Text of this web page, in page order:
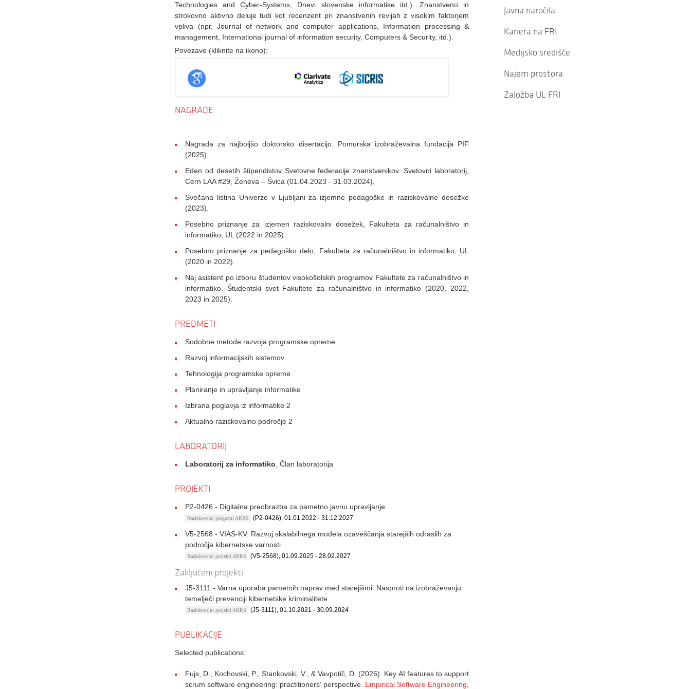
Technologies and Cyber-Systems, Dnevi slovenske informatike itd.). Znanstveno in
strokovno aktivno deluje tudi kot recenzent pri znanstvenih revijah z visokim faktorjem
vpliva (npr. Journal of network and computer applications, Information processing &
management, International journal of information security, Computers & Security, itd.).
Povezave (kliknite na ikono):
NAGRADE
Nagrada za najboljšo doktorsko disertacijo. Pomurska izobraževalna fundacija PIF
(2025).
Eden od desetih štipendistov Svetovne federacije znanstvenikov. Svetovni laboratorij,
Cern LAA #29, Ženeva – Švica (01.04.2023 - 31.03.2024).
Svečana listina Univerze v Ljubljani za izjemne pedagoške in raziskovalne dosežke
(2023).
Posebno priznanje za izjemen raziskovalni dosežek, Fakulteta za računalništvo in
informatiko, UL (2022 in 2025).
Posebno priznanje za pedagoško delo, Fakulteta za računalništvo in informatiko, UL
(2020 in 2022).
Naj asistent po izboru študentov visokošolskih programov Fakultete za računalništvo in
informatiko, Študentski svet Fakultete za računalništvo in informatiko (2020, 2022,
2023 in 2025).
PREDMETI
Sodobne metode razvoja programske opreme
Razvoj informacijskih sistemov
Tehnologija programske opreme
Planiranje in upravljanje informatike
Izbrana poglavja iz informatike 2
Aktualno raziskovalno področje 2
LABORATORIJ
Laboratorij za informatiko , Član laboratorija
PROJEKTI
P2-0426 - Digitalna preobrazba za pametno javno upravljanje
Raziskovalni programi ARRS (P2-0426), 01.01.2022 - 31.12.2027
V5-2568 - VIAS-KV: Razvoj skalabilnega modela ozaveščanja starejših odraslih za
področja kibernetske varnosti
Raziskovalni projekti ARRS (V5-2568), 01.09.2025 - 28.02.2027
Zaključeni projekti
J5-3111 - Varna uporaba pametnih naprav med starejšimi: Nasproti na izobraževanju
temelječi prevenciji kibernetske kriminalitete
Raziskovalni projekti ARRS (J5-3111), 01.10.2021 - 30.09.2024
PUBLIKACIJE
Selected publications:
Fujs, D., Kochovski, P., Stankovski, V., & Vavpotič, D. (2026). Key AI features to support
scrum software engineering: practitioners’ perspective. Empirical Software Engineering
Javna naročila
Kariera na FRI
Medijsko središče
Najem prostora
Založba UL FRI